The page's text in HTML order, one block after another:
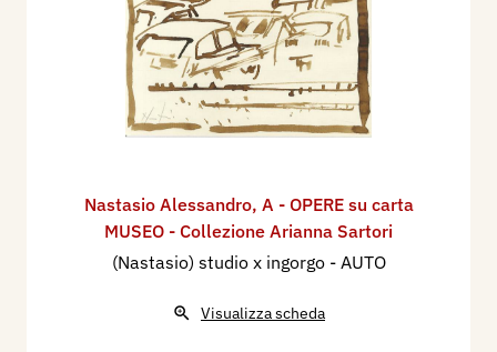
Nastasio Alessandro, A - OPERE su carta
MUSEO - Collezione Arianna Sartori
(Nastasio) studio x ingorgo - AUTO
Visualizza scheda